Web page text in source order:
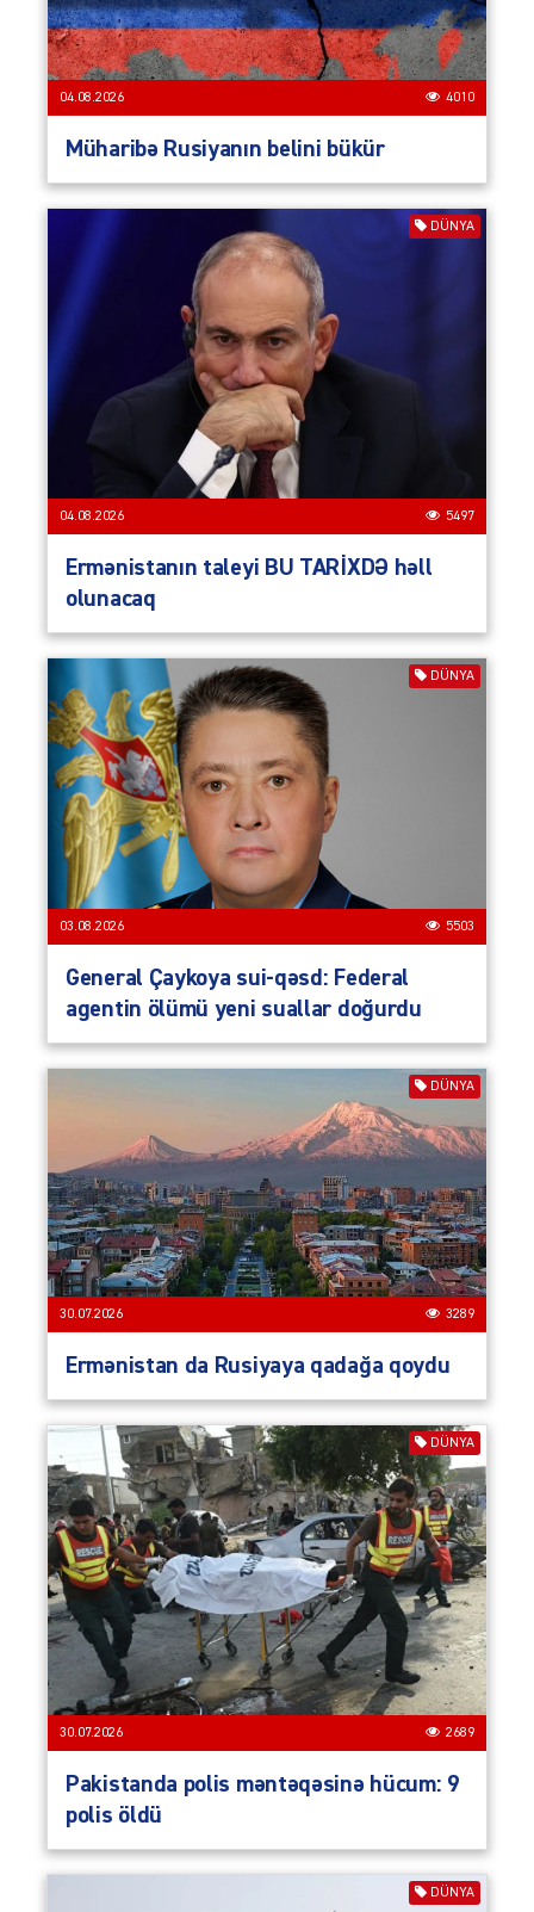
04.08.2026 4010
Müharibə Rusiyanın belini bükür
DÜNYA
04.08.2026 5497
Ermənistanın taleyi BU TARİXDƏ həll
olunacaq
DÜNYA
03.08.2026 5503
General Çaykoya sui-qəsd: Federal
agentin ölümü yeni suallar doğurdu
DÜNYA
30.07.2026 3289
Ermənistan da Rusiyaya qadağa qoydu
DÜNYA
30.07.2026 2689
Pakistanda polis məntəqəsinə hücum: 9
polis öldü
DÜNYA